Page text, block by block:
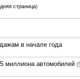
страница)
в начале года
миллиона автомобилей (